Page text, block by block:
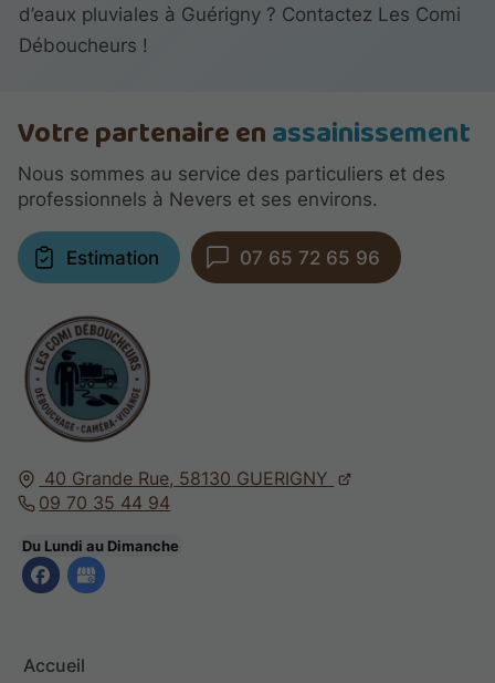
d’eaux pluviales à Guérigny ? Contactez Les Comi
Déboucheurs !
40 Grande Rue, 58130 GUERIGNY
09 70 35 44 94
Du Lundi au Dimanche
Accueil
Votre partenaire enassainissement
Nous sommes au service des particuliers et des
professionnels à Nevers et ses environs.
Estimation 07 65 72 65 96